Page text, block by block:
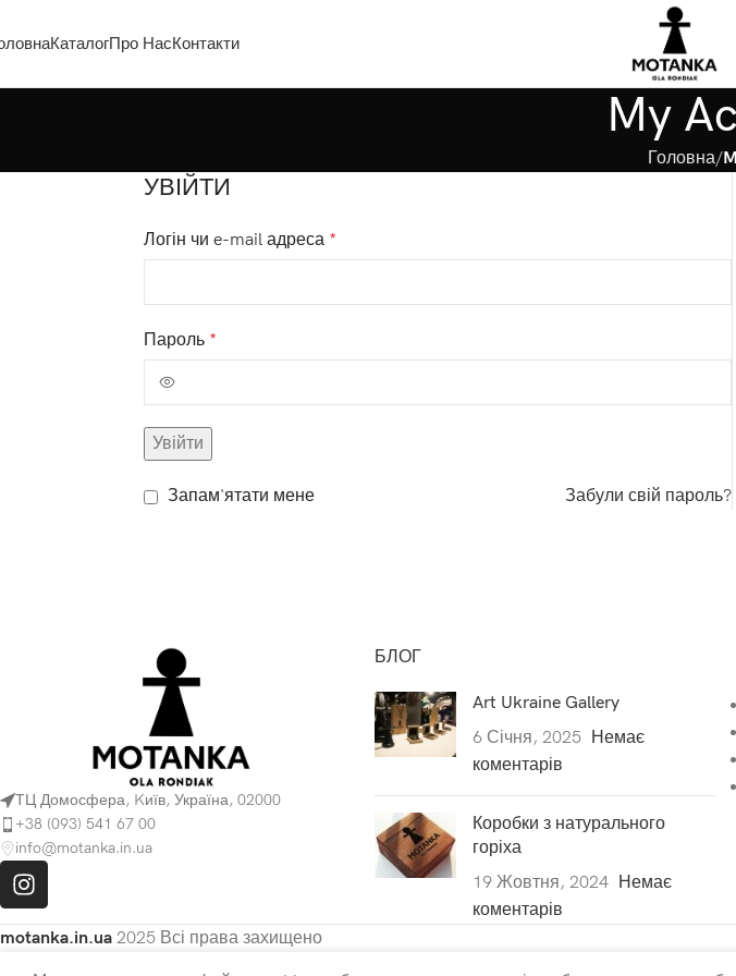
КаталогПро НасКонтакти
My
Головна
УВІЙТИ
Логін чи e-mail адреса *
Пароль *
Увійти
Забули свій пароль?
Запам'ятати мене
ТЦ Домосфера, Kиїв, Україна, 02000
+38 (093) 541 67 00
info@motanka.in.ua
БЛОГ
Art Ukraine Gallery
6 Січня, 2025 Немає
коментарів
Коробки з натурального
горіха
19 Жовтня, 2024 Немає
коментарів
motanka.in.ua 2025 Всі права захищено